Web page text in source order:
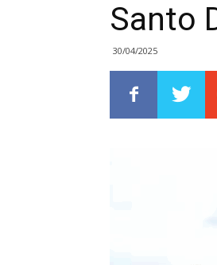
Santo
30/04/2025